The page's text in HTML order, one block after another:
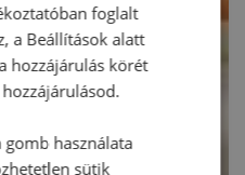
foglalt
a Beállítások alatt
hozzájárulás körét
gomb használata
sütik